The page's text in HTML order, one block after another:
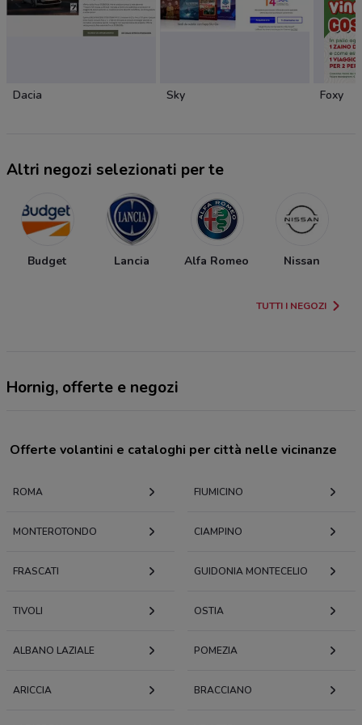
Dacia Sky Foxy
Altri negozi selezionati per te
Budget Lancia Alfa Romeo Nissan
TUTTI I NEGOZI
Hornig, offerte e negozi
Offerte volantini e cataloghi per città nelle vicinanze
ROMA FIUMICINO
MONTEROTONDO CIAMPINO
FRASCATI GUIDONIA MONTECELIO
TIVOLI OSTIA
ALBANO LAZIALE POMEZIA
ARICCIA BRACCIANO